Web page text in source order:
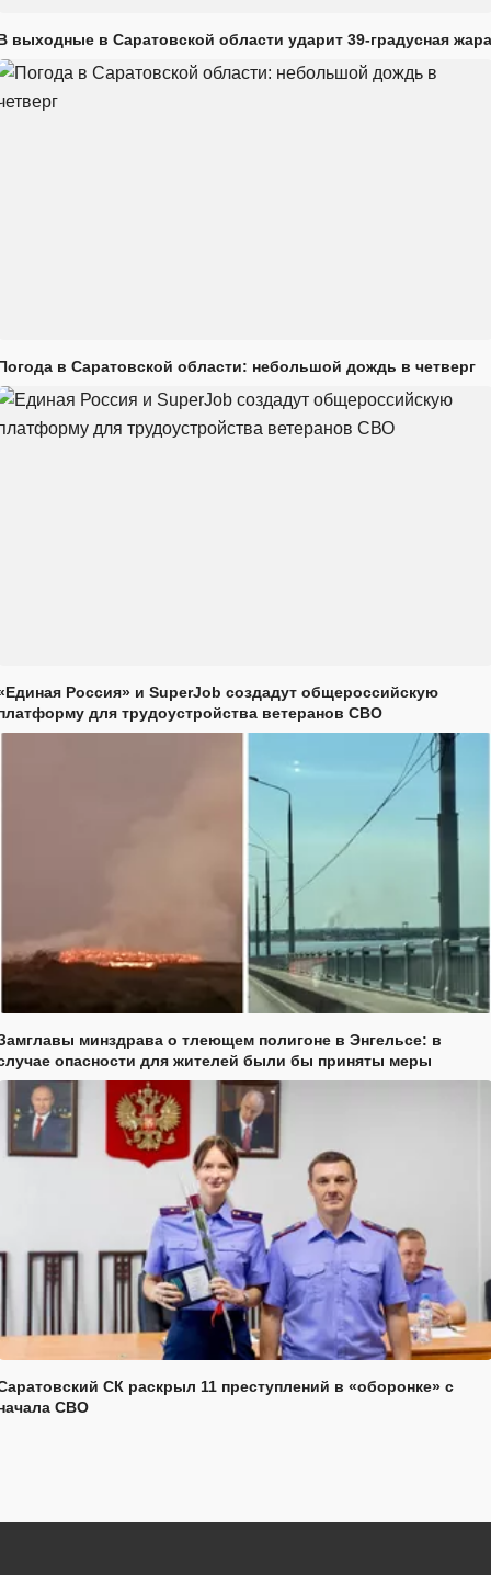
выходные в Саратовской области ударит 39-градусная жара
в Саратовской области: небольшой дождь в четверг
Россия» и SuperJob создадут общероссийскую
для трудоустройства ветеранов СВО
минздрава о тлеющем полигоне в Энгельсе: в
опасности для жителей были бы приняты меры
СК раскрыл 11 преступлений в «оборонке» с
СВО